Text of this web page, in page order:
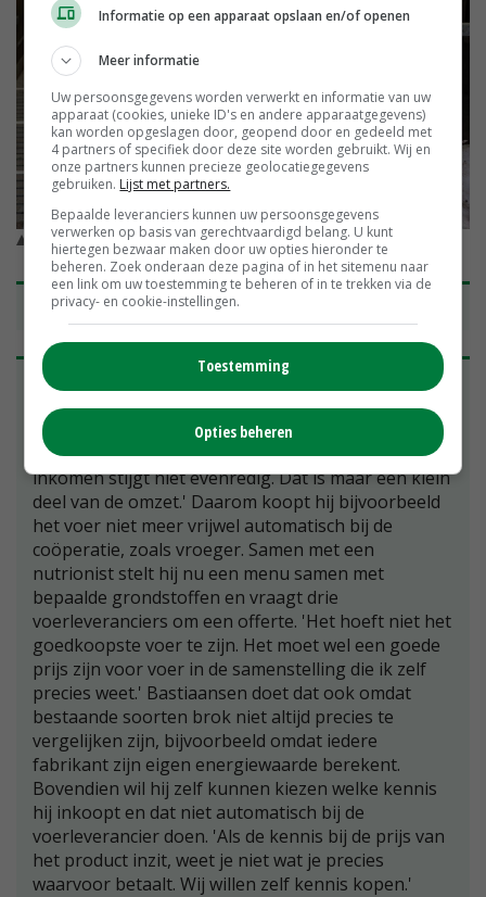
De stal is geschikt voor Beter Leven. © Elly Damen
Specialisatie maakt je zakelijker
Varkenshouder Kees Bastiaansen uit Woensdrecht
is de laatste jaren zakelijker geworden.
'Specialisatie dwingt je om anders tegen dingen aan
te kijken. De omzet wordt groter, maar het
inkomen stijgt niet evenredig. Dat is maar een klein
deel van de omzet.' Daarom koopt hij bijvoorbeeld
het voer niet meer vrijwel automatisch bij de
coöperatie, zoals vroeger. Samen met een
nutrionist stelt hij nu een menu samen met
bepaalde grondstoffen en vraagt drie
voerleveranciers om een offerte. 'Het hoeft niet het
goedkoopste voer te zijn. Het moet wel een goede
prijs zijn voor voer in de samenstelling die ik zelf
precies weet.' Bastiaansen doet dat ook omdat
bestaande soorten brok niet altijd precies te
vergelijken zijn, bijvoorbeeld omdat iedere
fabrikant zijn eigen energiewaarde berekent.
Bovendien wil hij zelf kunnen kiezen welke kennis
hij inkoopt en dat niet automatisch bij de
voerleverancier doen. 'Als de kennis bij de prijs van
het product inzit, weet je niet wat je precies
waarvoor betaalt. Wij willen zelf kennis kopen.'
Informatie op een apparaat opslaan en/of openen
Meer informatie
Uw persoonsgegevens worden verwerkt en informatie van uw
apparaat (cookies, unieke ID's en andere apparaatgegevens)
kan worden opgeslagen door, geopend door en gedeeld met
4 partners of specifiek door deze site worden gebruikt. Wij en
onze partners kunnen precieze geolocatiegegevens
gebruiken. Lijst met partners.
Bepaalde leveranciers kunnen uw persoonsgegevens
verwerken op basis van gerechtvaardigd belang. U kunt
hiertegen bezwaar maken door uw opties hieronder te
beheren. Zoek onderaan deze pagina of in het sitemenu naar
een link om uw toestemming te beheren of in te trekken via de
privacy- en cookie-instellingen.
Toestemming
Opties beheren